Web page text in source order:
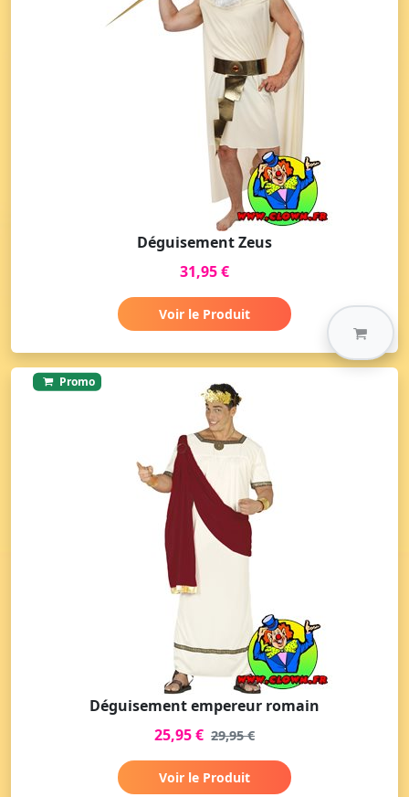
Déguisement Zeus
31,95 €
Voir le Produit
Promo
Déguisement empereur romain
25,95 € 29,95 €
Voir le Produit